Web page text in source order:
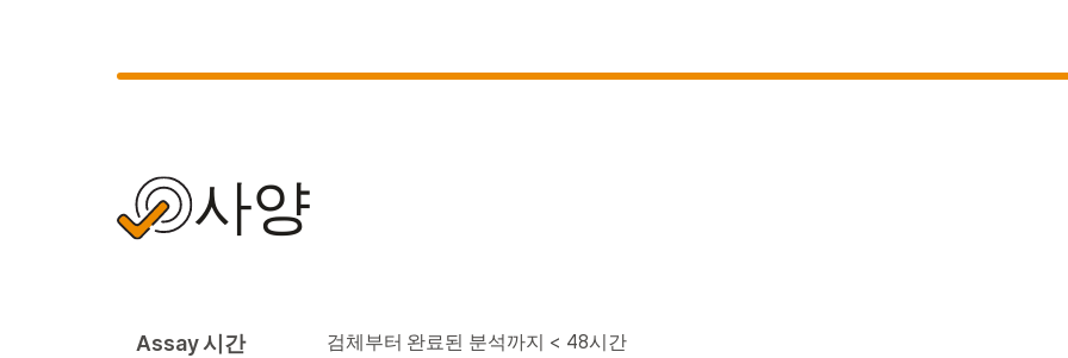
사양
Assay 시간 검체부터 완료된 분석까지 < 48시간